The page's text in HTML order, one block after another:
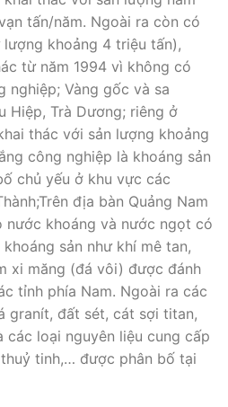
tấn/năm. Ngoài ra còn có
khoảng 4 triệu tấn),
từ năm 1994 vì không có
nghiệp; Vàng gốc và sa
Hiệp, Trà Dương; riêng ở
thác với sản lượng khoảng
công nghiệp là khoáng sản
chủ yếu ở khu vực các
địa bàn Quảng Nam
nước khoáng và nước ngọt có
sản như khí mê tan,
xi măng (đá vôi) được đánh
tỉnh phía Nam. Ngoài ra các
granít, đất sét, cát sợi titan,
các loại nguyên liệu cung cấp
tinh,… được phân bố tại